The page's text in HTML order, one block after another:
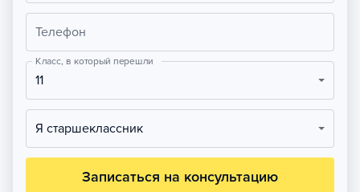
Телефон
Класс, в который перешли
11
Я старшеклассник
Записаться на консультацию